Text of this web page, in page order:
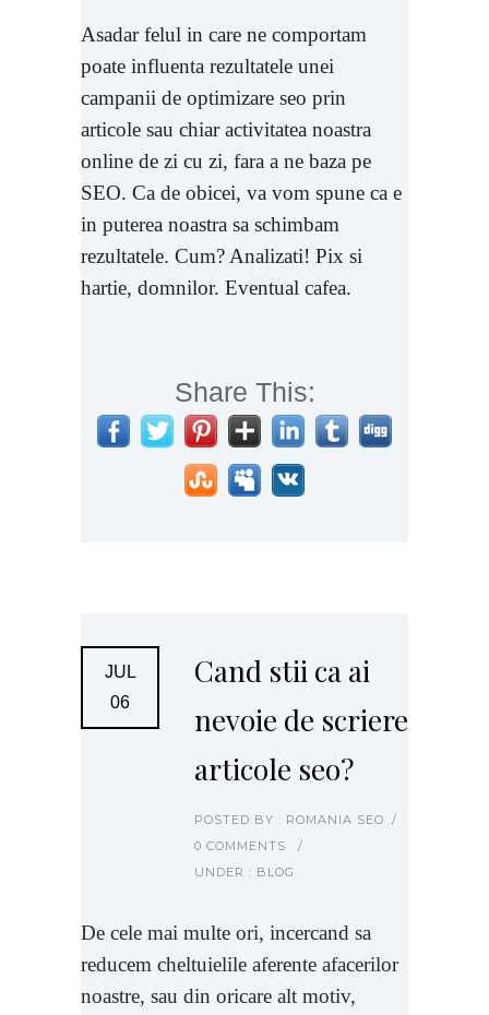
Asadar felul in care ne comportam
poate influenta rezultatele unei
campanii de optimizare seo prin
articole sau chiar activitatea noastra
online de zi cu zi, fara a ne baza pe
SEO. Ca de obicei, va vom spune ca e
in puterea noastra sa schimbam
rezultatele. Cum? Analizati! Pix si
hartie, domnilor. Eventual cafea.
Share This:
JUL
06
Cand stii ca ai
nevoie de scriere
articole seo?
POSTED BY : ROMANIA SEO /
0 COMMENTS
/
UNDER : BLOG
De cele mai multe ori, incercand sa
reducem cheltuielile aferente afacerilor
noastre, sau din oricare alt motiv,